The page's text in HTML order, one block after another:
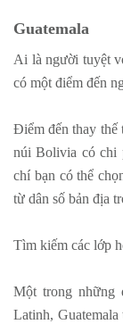
Guatemala
Ai là người tuyệt
có một điểm đến
Điểm đến thay thế
núi Bolivia có chi
chí bạn có thể
từ dân số bản địa
Tìm kiếm các lớp
Một trong những
Latinh,